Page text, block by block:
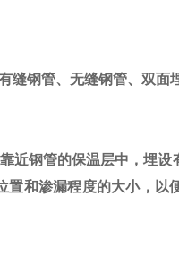
缝钢管、无缝钢管、双面
近钢管的保温层中，埋
和渗漏程度的大小，